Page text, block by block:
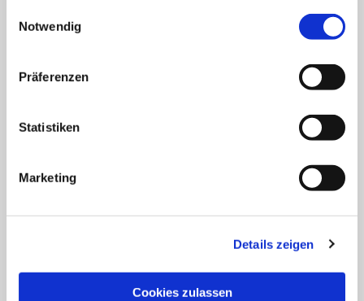
Notwendig
Präferenzen
Statistiken
Marketing
Details zeigen
Cookies zulassen
Tag des Herrn
Der Tag des Herrn ist die Wochenzeitung der
Leben ist mehr ist eine Plattform, die für jeden Tag
einen Impuls und einen Bibetext für Sie zum
Gebet anbietet. Die Texte sind auch als Potcast